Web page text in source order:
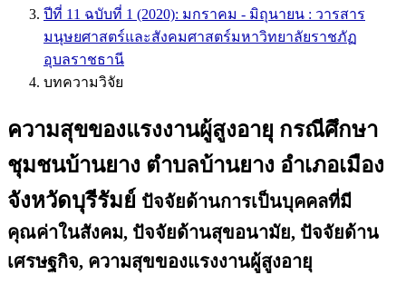
ปีที่ 11 ฉบับที่ 1 (2020): มกราคม - มิถุนายน : วารสาร
มนุษยศาสตร์และสังคมศาสตร์มหาวิทยาลัยราชภัฏ
อุบลราชธานี
บทความวิจัย
ความสุขของแรงงานผู้สูงอายุ กรณีศึกษา
ชุมชนบ้านยาง ตำบลบ้านยาง อำเภอเมือง
จังหวัดบุรีรัมย์ ปัจจัยด้านการเป็นบุคคลที่มี
คุณค่าในสังคม, ปัจจัยด้านสุขอนามัย, ปัจจัยด้าน
เศรษฐกิจ, ความสุขของแรงงานผู้สูงอายุ